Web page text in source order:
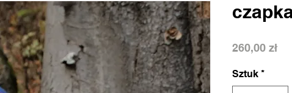
260,00 zł
Sztuk *